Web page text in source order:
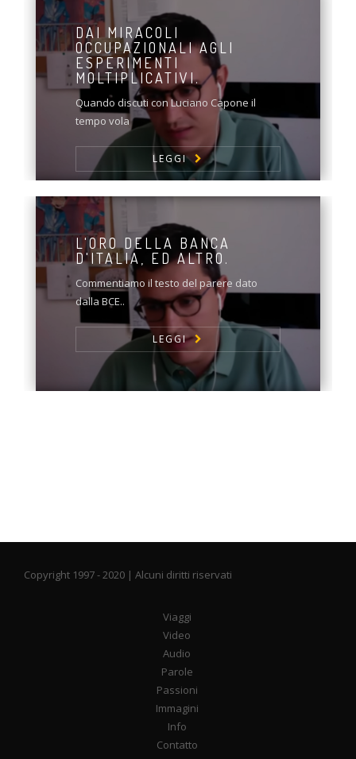
DAI MIRACOLI
OCCUPAZIONALI AGLI
ESPERIMENTI
MOLTIPLICATIVI.
Quando discuti con Luciano Capone il
tempo vola
LEGGI
L'ORO DELLA BANCA
D'ITALIA, ED ALTRO.
Commentiamo il testo del parere dato
dalla BCE..
LEGGI
Copyright 1997 - 2020 | Alcuni diritti riservati
Viaggi
Video
Audio
Parole
Passioni
Immagini
Info
Contatto